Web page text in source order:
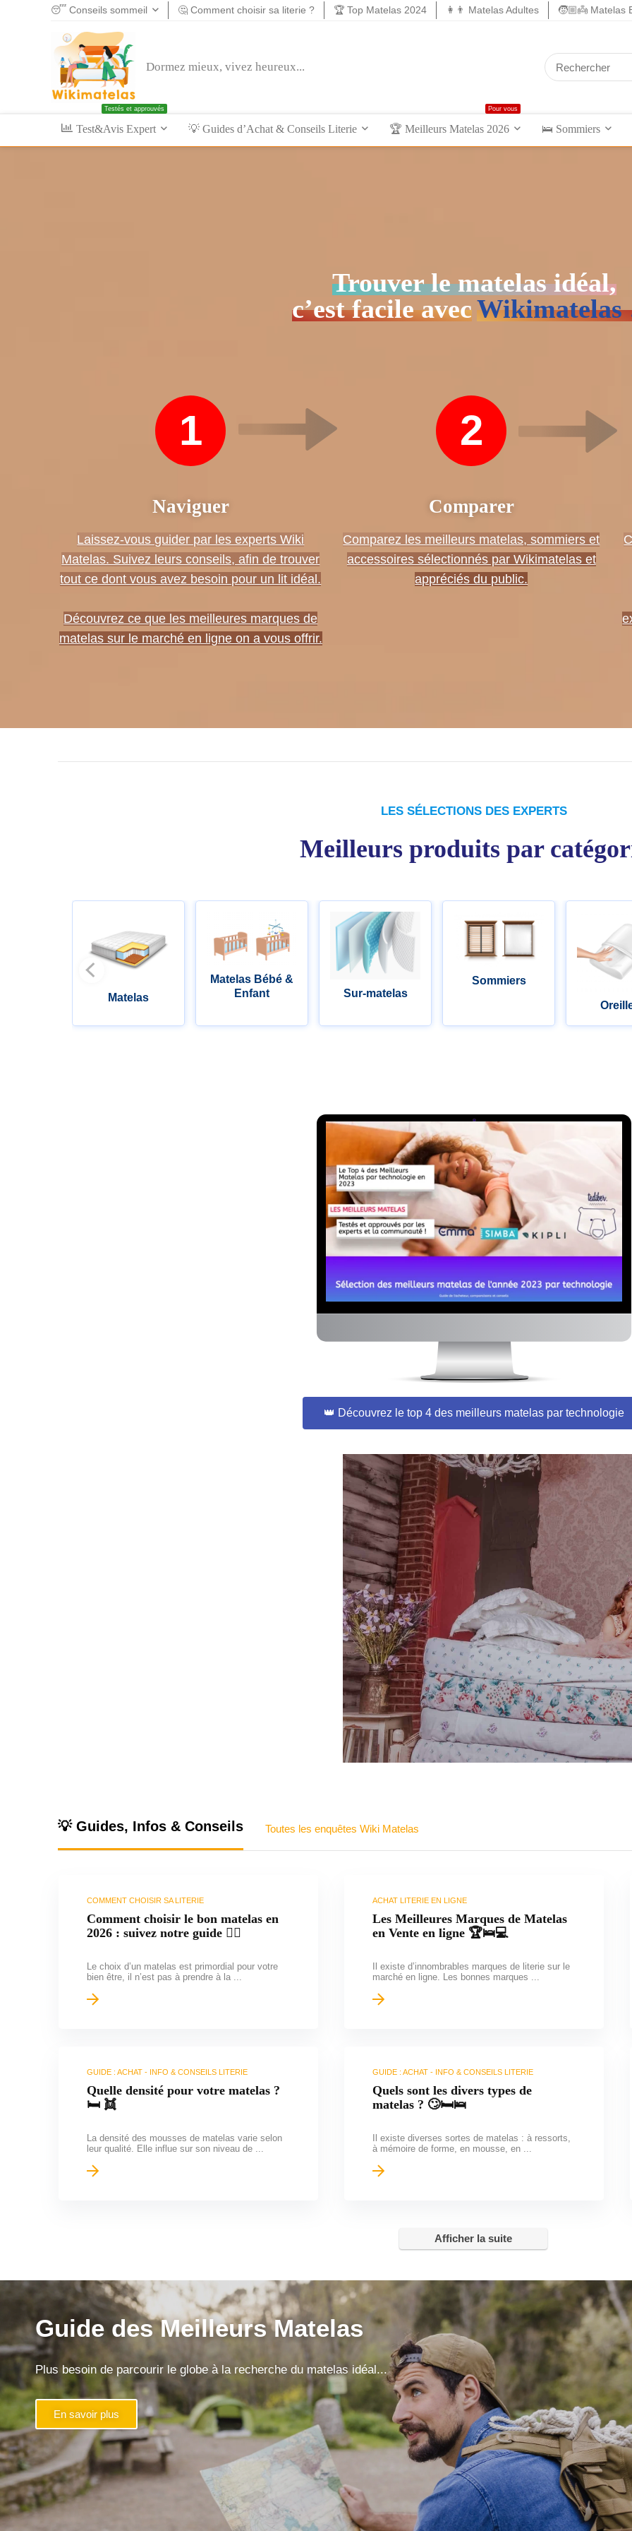
😴 Conseils sommeil 🤔 Comment choisir sa literie ? 🏆 Top Matelas 2024 👩👨 Matelas Adultes 🧒🏼👼 Matelas
Dormez mieux, vivez heureux...
Test&Avis Expert
Testés et approuvés
💡 Guides d’Achat & Conseils Literie
Pour vous
🏆 Meilleurs Matelas 2026 🛌 Sommiers
Trouver le matelas idéal,
c’est facile avec
1
Naviguer
Laissez-vous guider par les experts Wiki
Matelas. Suivez leurs conseils, afin de trouver
tout ce dont vous avez besoin pour un lit idéal.
Découvrez ce que les meilleures marques de
matelas sur le marché en ligne on a vous offrir.
2
Comparer
Comparez les meilleurs matelas, sommiers et
accessoires sélectionnés par Wikimatelas et
appréciés du public.
LES SÉLECTIONS DES EXPERTS
Meilleurs produits par
Matelas
Matelas Bébé &
Enfant
Sur-matelas
Sommiers
👑 Découvrez le top 4 des meilleurs matelas par technologie
💡 Guides, Infos & Conseils Toutes les enquêtes Wiki Matelas
COMMENT CHOISIR SA LITERIE
Comment choisir le bon matelas en
2026 : suivez notre guide 🕵️‍♂️
Le choix d’un matelas est primordial pour votre
bien être, il n’est pas à prendre à la ...
ACHAT LITERIE EN LIGNE
Les Meilleures Marques de Matelas
en Vente en ligne 🏆🛌💻
Il existe d’innombrables marques de literie sur le
marché en ligne. Les bonnes marques ...
GUIDE : ACHAT - INFO & CONSEILS LITERIE
Quelle densité pour votre matelas ?
🛏️ 👯
La densité des mousses de matelas varie selon
leur qualité. Elle influe sur son niveau de ...
GUIDE : ACHAT - INFO & CONSEILS LITERIE
Quels sont les divers types de
matelas ? 🙄🛏️🛌
Il existe diverses sortes de matelas : à ressorts,
à mémoire de forme, en mousse, en ...
Afficher la suite
Guide des Meilleurs Matelas
Plus besoin de parcourir le globe à la recherche du matelas idéal...
En savoir plus